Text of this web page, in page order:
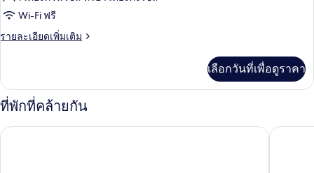
ซู
พี
บเบิล,
วิว
Wi-Fi ฟรี
รายละเอียดเพิ่มเติม
ราย
เกี่ยว
กับ
ห้อง
พี
เลือกวันที่เพื่อดูราคา
ที่พักที่คล้ายกัน
ลีเวีย ดานัง สไตล์ Avatar